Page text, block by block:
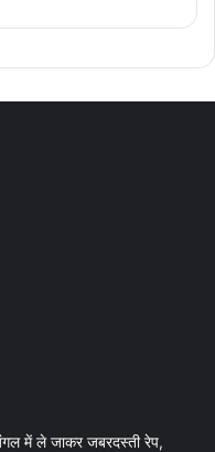
में ले जाकर जबरदस्ती रेप,